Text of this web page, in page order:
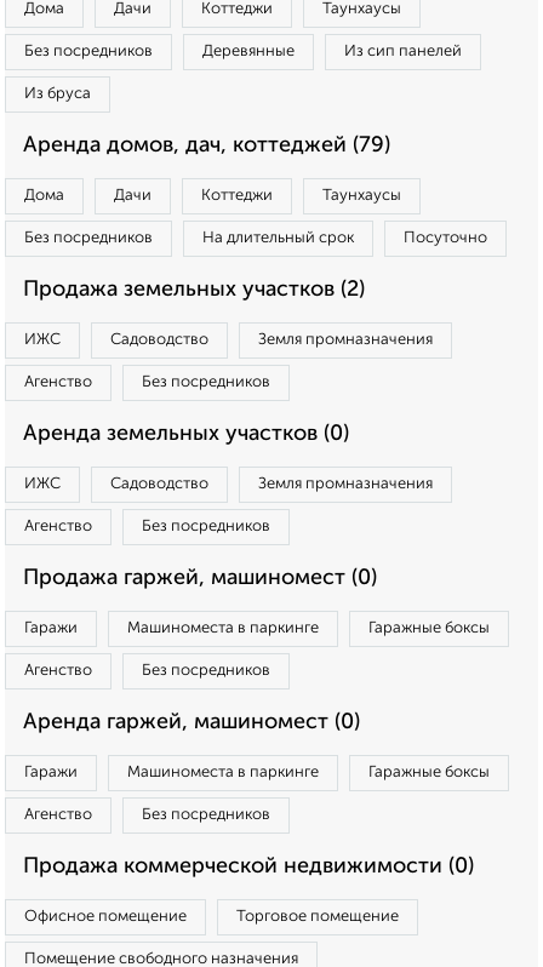
Дома Дачи Коттеджи Таунхаусы
Без посредников Деревянные Из сип панелей
Из бруса
Аренда домов, дач, коттеджей (79)
Дома Дачи Коттеджи Таунхаусы
Без посредников На длительный срок Посуточно
Продажа земельных участков (2)
ИЖС Садоводство Земля промназначения
Агенство Без посредников
Аренда земельных участков (0)
ИЖС Садоводство Земля промназначения
Агенство Без посредников
Продажа гаржей, машиномест (0)
Гаражи Машиноместа в паркинге Гаражные боксы
Агенство Без посредников
Аренда гаржей, машиномест (0)
Гаражи Машиноместа в паркинге Гаражные боксы
Агенство Без посредников
Продажа коммерческой недвижимости (0)
Офисное помещение Торговое помещение
Помещение свободного назначения